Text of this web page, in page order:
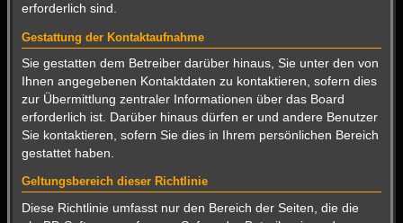
erforderlich sind.
Gestattung der Kontaktaufnahme
Sie gestatten dem Betreiber darüber hinaus, Sie unter den von
Ihnen angegebenen Kontaktdaten zu kontaktieren, sofern dies
zur Übermittlung zentraler Informationen über das Board
erforderlich ist. Darüber hinaus dürfen er und andere Benutzer
Sie kontaktieren, sofern Sie dies in Ihrem persönlichen Bereich
gestattet haben.
Geltungsbereich dieser Richtlinie
Diese Richtlinie umfasst nur den Bereich der Seiten, die die